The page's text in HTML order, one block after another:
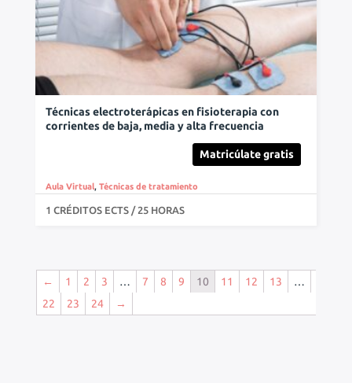
Técnicas electroterápicas en fisioterapia con
corrientes de baja, media y alta frecuencia
Matricúlate gratis
Aula Virtual, Técnicas de tratamiento
1 CRÉDITOS ECTS / 25 HORAS
← 1 2 3 … 7 8 9 10 11 12 13
…
22
23 24 →